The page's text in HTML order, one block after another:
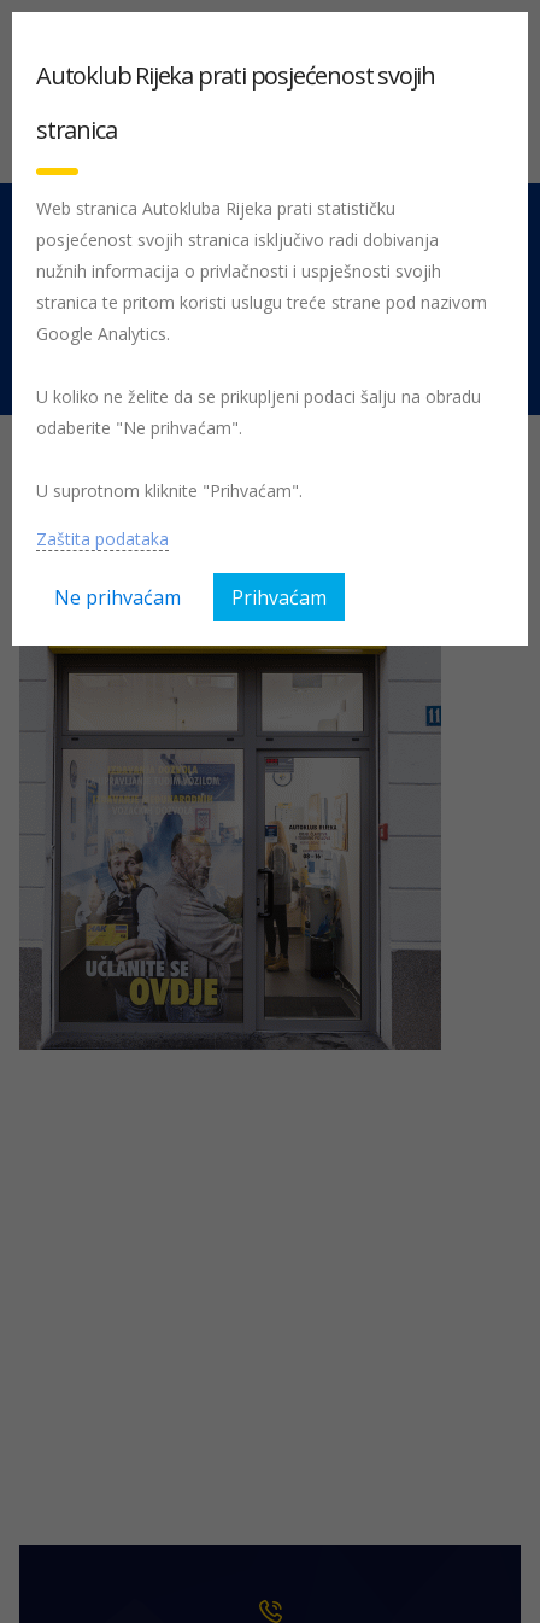
051 212 442 Centrala
Pon - Pet 08:00 - 16:00
Rujevica 9/1, 51000 Rijeka
Uprava
Autoklub Rijeka prati posjećenost svojih
stranica
Web stranica Autokluba Rijeka prati statističku
posjećenost svojih stranica isključivo radi dobivanja
nužnih informacija o privlačnosti i uspješnosti svojih
stranica te pritom koristi uslugu treće strane pod nazivom
Google Analytics.
U koliko ne želite da se prikupljeni podaci šalju na obradu
odaberite "Ne prihvaćam".
U suprotnom kliknite "Prihvaćam".
Zaštita podataka
Ne prihvaćam Prihvaćam